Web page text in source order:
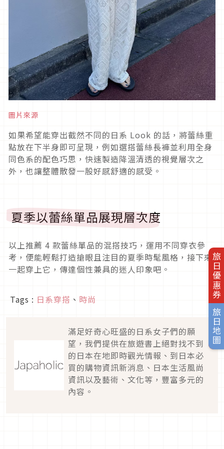
旅日優惠券
旅日地圖
圖片來源
如果希望能穿出截然不同的日系 Look 的話，將蕾絲重
點放在下半身即可呈現，例如選搭蕾絲長褲並利用全身
同色系的配色巧思，快速製造降溫清透的視覺層次之
外，也讓整體散發一股好感舒適的感受。
夏季以蕾絲單品展現層次度
以上推薦 4 款蕾絲單品的混搭技巧，運用不同穿衣參
考，便能輕鬆打造搶眼且注目的夏季時髦風格，接下來
一起穿上它，傳達個性兼具的迷人印象吧。
Tags : 日系穿搭 、 時尚
滿足好奇心旺盛的日系女子們的願
望，我們提供在旅遊書上絕對找不到
的日本在地即時觀光情報、到日本必
買的購物資訊新消息、日本生活風尚
資訊以及藝術、文化等，豐富多元的
內容。